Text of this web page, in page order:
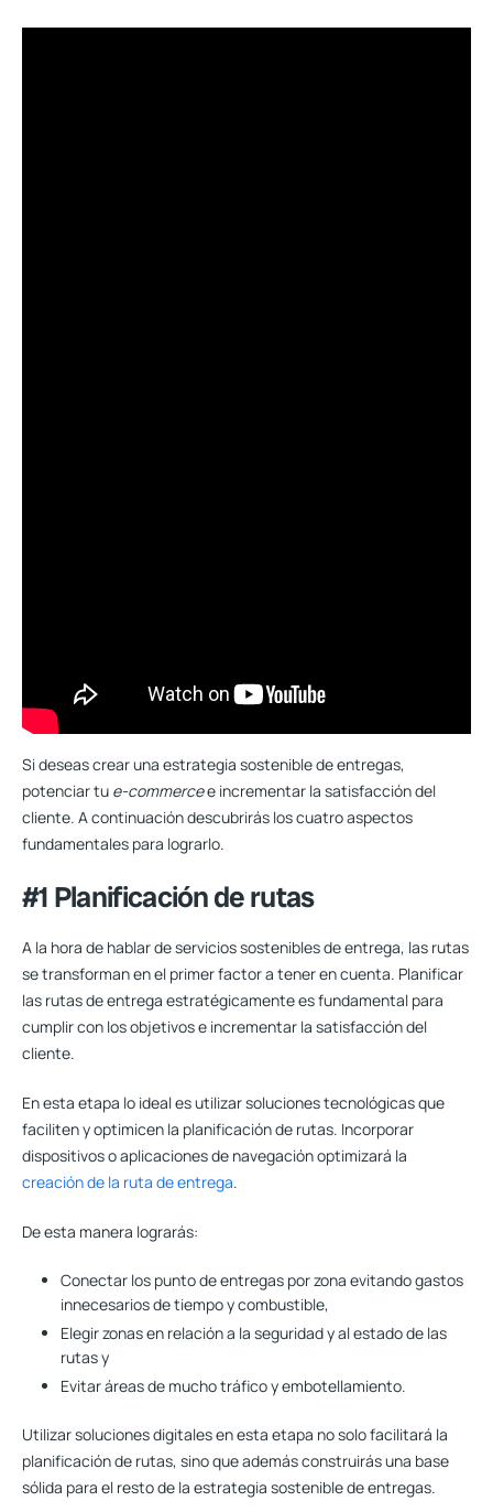
Si deseas crear una estrategia sostenible de entregas,
potenciar tu e-commercee incrementar la satisfacción del
cliente. A continuación descubrirás los cuatro aspectos
fundamentales para lograrlo.
#1 Planificación de rutas
A la hora de hablar de servicios sostenibles de entrega, las rutas
se transforman en el primer factor a tener en cuenta. Planificar
las rutas de entrega estratégicamente es fundamental para
cumplir con los objetivos e incrementar la satisfacción del
cliente.
En esta etapa lo ideal es utilizar soluciones tecnológicas que
faciliten y optimicen la planificación de rutas. Incorporar
dispositivos o aplicaciones de navegación optimizará la
creación de la ruta de entrega.
De esta manera lograrás:
Conectar los punto de entregas por zona evitando gastos
innecesarios de tiempo y combustible,
Elegir zonas en relación a la seguridad y al estado de las
rutas y
Evitar áreas de mucho tráfico y embotellamiento.
Utilizar soluciones digitales en esta etapa no solo facilitará la
planificación de rutas, sino que además construirás una base
sólida para el resto de la estrategia sostenible de entregas.